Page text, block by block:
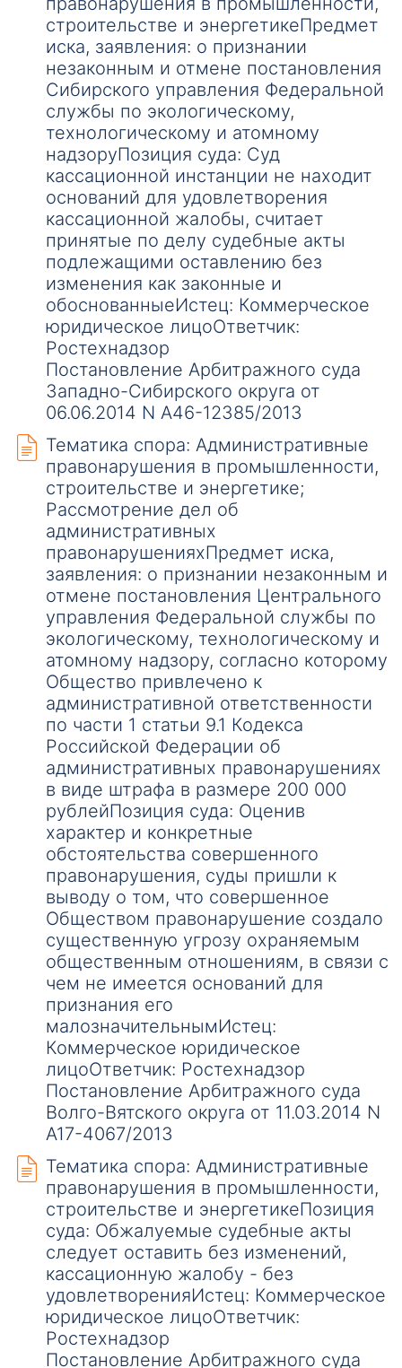
строительстве и энергетикеПредмет
иска, заявления: о признании
незаконным и отмене постановления
Сибирского управления Федеральной
службы по экологическому,
технологическому и атомному
надзоруПозиция суда: Суд
кассационной инстанции не находит
оснований для удовлетворения
кассационной жалобы, считает
принятые по делу судебные акты
подлежащими оставлению без
изменения как законные и
обоснованныеИстец: Коммерческое
юридическое лицоОтветчик:
Ростехнадзор
Постановление Арбитражного суда
Западно-Сибирского округа от
06.06.2014 N А46-12385/2013
Тематика спора: Административные
правонарушения в промышленности,
строительстве и энергетике;
Рассмотрение дел об
административных
правонарушенияхПредмет иска,
заявления: о признании незаконным и
отмене постановления Центрального
управления Федеральной службы по
экологическому, технологическому и
атомному надзору, согласно которому
Общество привлечено к
административной ответственности
по части 1 статьи 9.1 Кодекса
Российской Федерации об
административных правонарушениях
в виде штрафа в размере 200 000
рублейПозиция суда: Оценив
характер и конкретные
обстоятельства совершенного
правонарушения, суды пришли к
выводу о том, что совершенное
Обществом правонарушение создало
существенную угрозу охраняемым
общественным отношениям, в связи с
чем не имеется оснований для
признания его
малозначительнымИстец:
Коммерческое юридическое
лицоОтветчик: Ростехнадзор
Постановление Арбитражного суда
Волго-Вятского округа от 11.03.2014 N
А17-4067/2013
Тематика спора: Административные
правонарушения в промышленности,
строительстве и энергетикеПозиция
суда: Обжалуемые судебные акты
следует оставить без изменений,
кассационную жалобу - без
удовлетворенияИстец: Коммерческое
юридическое лицоОтветчик:
Ростехнадзор
Постановление Арбитражного суда